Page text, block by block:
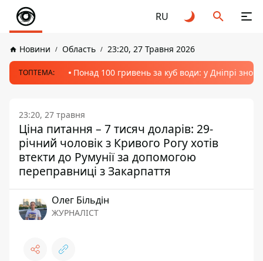
RU
Новини Область 23:20, 27 Травня 2026
ТОПТЕМА: Понад 100 гривень за куб води: у Дніпрі
23:20, 27 травня
Ціна питання – 7 тисяч доларів: 29-
річний чоловік з Кривого Рогу хотів
втекти до Румунії за допомогою
переправниці з Закарпаття
Олег Більдін
ЖУРНАЛІСТ